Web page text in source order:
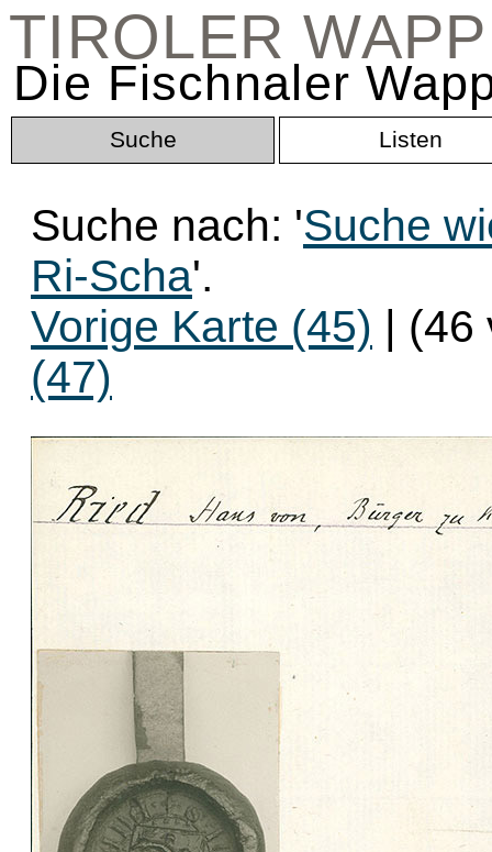
TIROLER
Die Fischnaler
Suche Listen
Suche nach: 'Suche
Ri-Scha'.
Vorige Karte (45) | (46
(47)